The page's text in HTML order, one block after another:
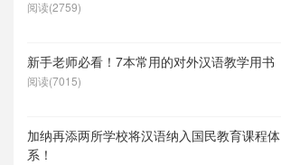
阅读(2759)
新手老师必看！7本常用的对外汉语教学用书
阅读(7015)
加纳再添两所学校将汉语纳入国民教育课程体
系！